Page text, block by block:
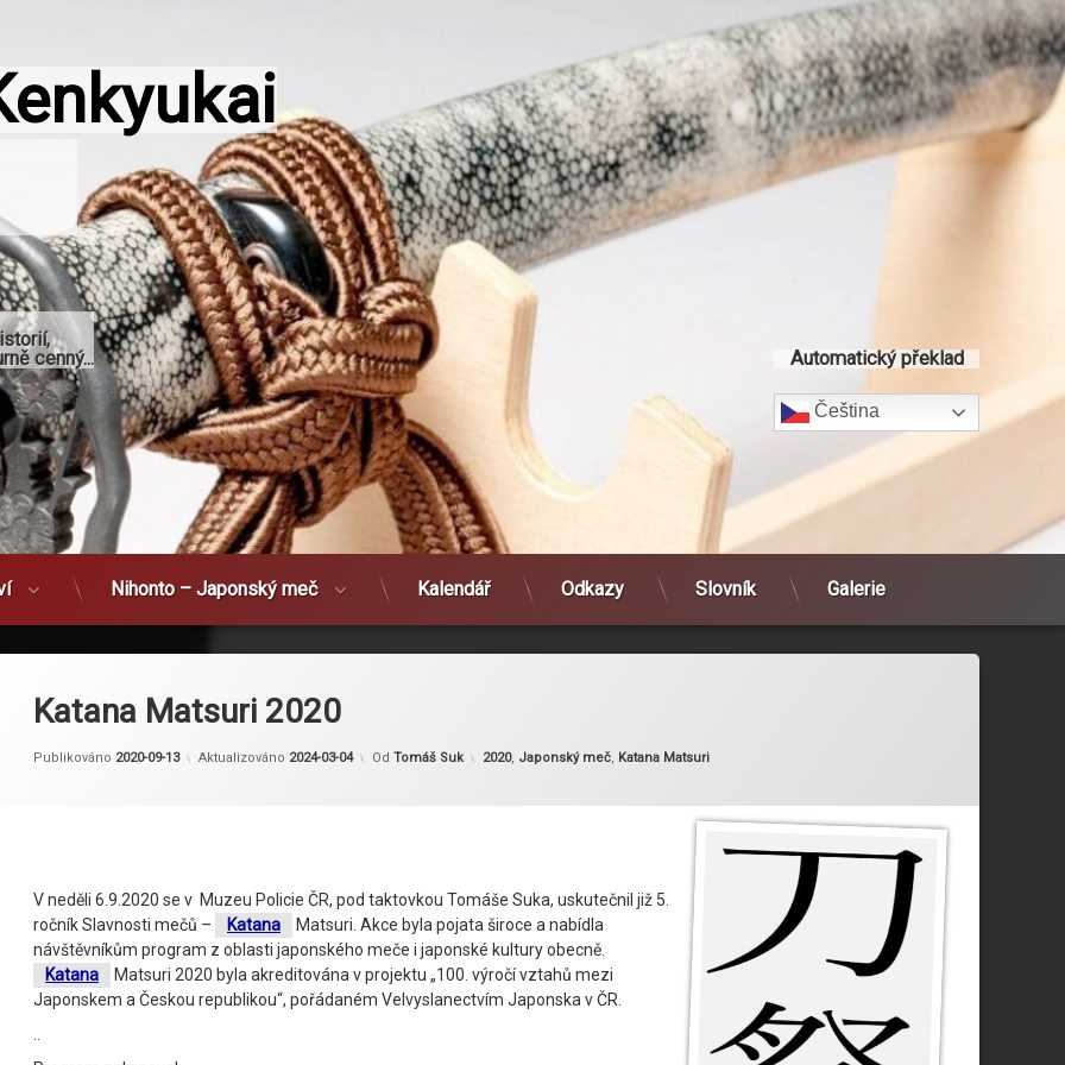
cenný...
Automatický překlad
Čeština‎
Nihonto – Japonský meč Kalendář Odkazy Slovník Galerie
Katana Matsuri 2020
Publikováno 2020-09-13 Aktualizováno 2024-03-04 Od Tomáš Suk Kategorie:
2020, Japonský meč, Katana Matsuri
V neděli 6.9.2020 se v Muzeu Policie ČR, pod taktovkou Tomáše Suka, uskutečnil již 5.
ročník Slavnosti mečů –
Katana
Matsuri. Akce byla pojata široce a nabídla
návštěvníkům program z oblasti japonského meče i japonské kultury obecně.
Katana
Matsuri 2020 byla akreditována v projektu „100. výročí vztahů mezi
Japonskem a Českou republikou“, pořádaném Velvyslanectvím Japonska v ČR.